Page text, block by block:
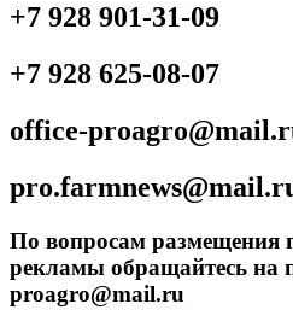
+7 928 901-31-09
+7 928 625-08-07
office-
По вопросам размещения
рекламы обращайтесь на
proagro@mail.ru